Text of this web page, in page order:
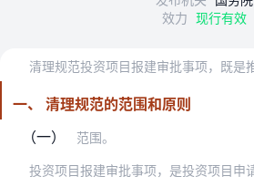
效力 现行有效
一、 清理规范的范围和原则
（一）
范围。